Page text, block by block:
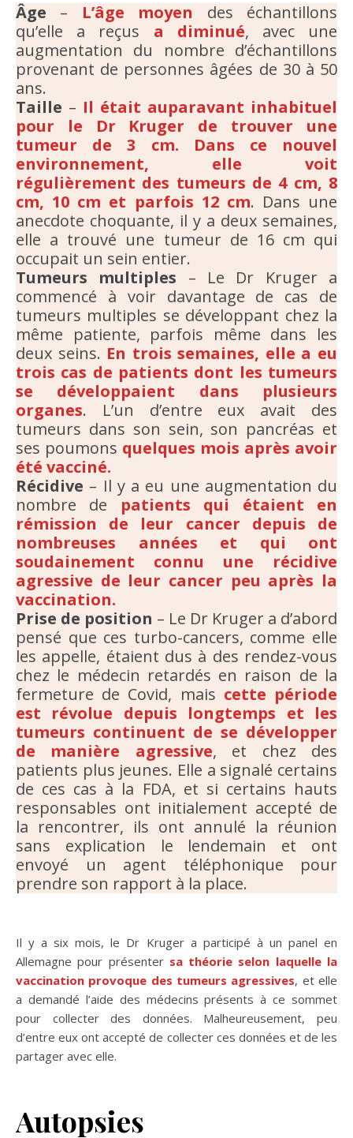
Âge – L’âge moyen des échantillons
qu’elle a reçus a diminué, avec une
augmentation du nombre d’échantillons
provenant de personnes âgées de 30 à 50
ans.
Taille – Il était auparavant inhabituel
pour le Dr Kruger de trouver une
tumeur de 3 cm. Dans ce nouvel
environnement, elle voit
régulièrement des tumeurs de 4 cm, 8
cm, 10 cm et parfois 12 cm. Dans une
anecdote choquante, il y a deux semaines,
elle a trouvé une tumeur de 16 cm qui
occupait un sein entier.
Tumeurs multiples – Le Dr Kruger a
commencé à voir davantage de cas de
tumeurs multiples se développant chez la
même patiente, parfois même dans les
deux seins. En trois semaines, elle a eu
trois cas de patients dont les tumeurs
se développaient dans plusieurs
organes. L’un d’entre eux avait des
tumeurs dans son sein, son pancréas et
ses poumons quelques mois après avoir
été vacciné.
Récidive – Il y a eu une augmentation du
nombre de patients qui étaient en
rémission de leur cancer depuis de
nombreuses années et qui ont
soudainement connu une récidive
agressive de leur cancer peu après la
vaccination.
Prise de position – Le Dr Kruger a d’abord
pensé que ces turbo-cancers, comme elle
les appelle, étaient dus à des rendez-vous
chez le médecin retardés en raison de la
fermeture de Covid, mais cette période
est révolue depuis longtemps et les
tumeurs continuent de se développer
de manière agressive, et chez des
patients plus jeunes. Elle a signalé certains
de ces cas à la FDA, et si certains hauts
responsables ont initialement accepté de
la rencontrer, ils ont annulé la réunion
sans explication le lendemain et ont
envoyé un agent téléphonique pour
prendre son rapport à la place.
Il y a six mois, le Dr Kruger a participé à un panel en
Allemagne pour présenter sa théorie selon laquelle la
vaccination provoque des tumeurs agressives, et elle
a demandé l’aide des médecins présents à ce sommet
pour collecter des données. Malheureusement, peu
d’entre eux ont accepté de collecter ces données et de les
partager avec elle.
Autopsies